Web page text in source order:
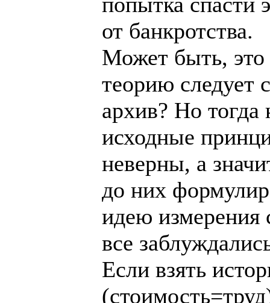
от банкротства.
Может быть, это
теорию следует
архив? Но тогда
исходные
неверны, а
до них
идею измерения
все
Если взять